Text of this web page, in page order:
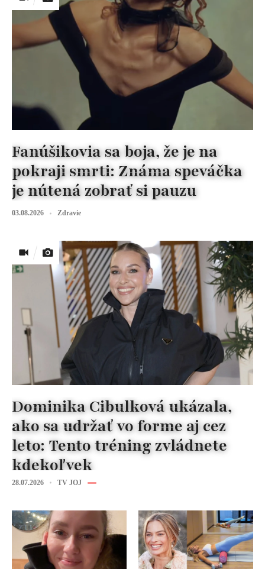
Fanúšikovia sa boja, že je na
pokraji smrti: Známa speváčka
je nútená zobrať si pauzu
03.08.2026 Zdravie
Dominika Cibulková ukázala,
ako sa udržať vo forme aj cez
leto: Tento tréning zvládnete
kdekoľvek
28.07.2026 TV JOJ